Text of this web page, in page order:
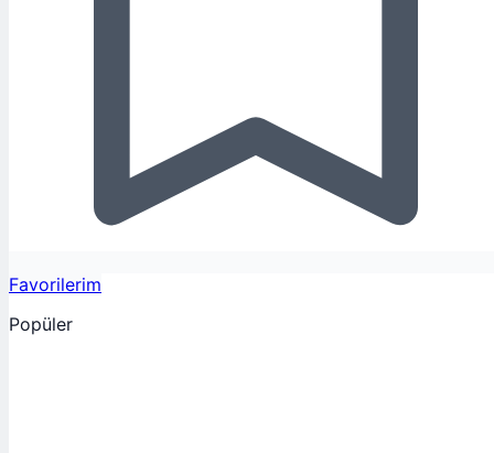
Favorilerim
Popüler